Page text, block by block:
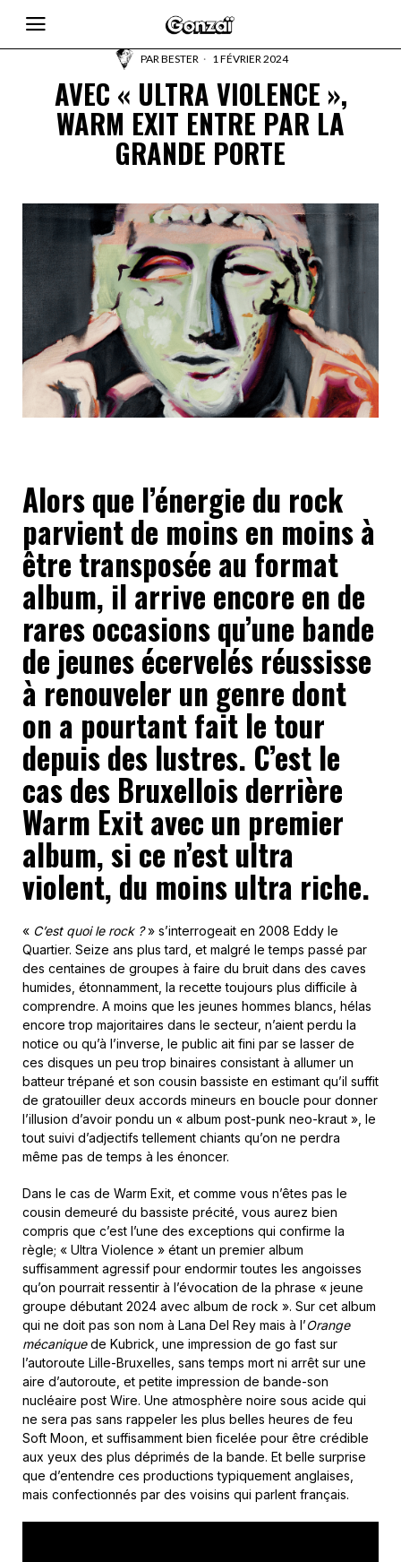
PARBESTER 1 FÉVRIER 2024
AVEC « ULTRA VIOLENCE »,
WARM EXIT ENTRE PAR LA
GRANDE PORTE
Alors que l’énergie du rock
parvient de moins en moins à
être transposée au format
album, il arrive encore en de
rares occasions qu’une bande
de jeunes écervelés réussisse
à renouveler un genre dont
on a pourtant fait le tour
depuis des lustres. C’est le
cas des Bruxellois derrière
Warm Exit avec un premier
album, si ce n’est ultra
violent, du moins ultra riche.
« C’est quoi le rock ?» s’interrogeait en 2008 Eddy le
Quartier. Seize ans plus tard, et malgré le temps passé par
des centaines de groupes à faire du bruit dans des caves
humides, étonnamment, la recette toujours plus difficile à
comprendre. A moins que les jeunes hommes blancs, hélas
encore trop majoritaires dans le secteur, n’aient perdu la
notice ou qu’à l’inverse, le public ait fini par se lasser de
ces disques un peu trop binaires consistant à allumer un
batteur trépané et son cousin bassiste en estimant qu’il suffit
de gratouiller deux accords mineurs en boucle pour donner
l’illusion d’avoir pondu un « album post-punk neo-kraut », le
tout suivi d’adjectifs tellement chiants qu’on ne perdra
même pas de temps à les énoncer.
Dans le cas de Warm Exit, et comme vous n’êtes pas le
cousin demeuré du bassiste précité, vous aurez bien
compris que c’est l’une des exceptions qui confirme la
règle; « Ultra Violence » étant un premier album
suffisamment agressif pour endormir toutes les angoisses
qu’on pourrait ressentir à l’évocation de la phrase « jeune
groupe débutant 2024 avec album de rock ». Sur cet album
qui ne doit pas son nom à Lana Del Rey mais à l’Orange
mécaniquede Kubrick, une impression de go fast sur
l’autoroute Lille-Bruxelles, sans temps mort ni arrêt sur une
aire d’autoroute, et petite impression de bande-son
nucléaire post Wire. Une atmosphère noire sous acide qui
ne sera pas sans rappeler les plus belles heures de feu
Soft Moon, et suffisamment bien ficelée pour être crédible
aux yeux des plus déprimés de la bande. Et belle surprise
que d’entendre ces productions typiquement anglaises,
mais confectionnés par des voisins qui parlent français.